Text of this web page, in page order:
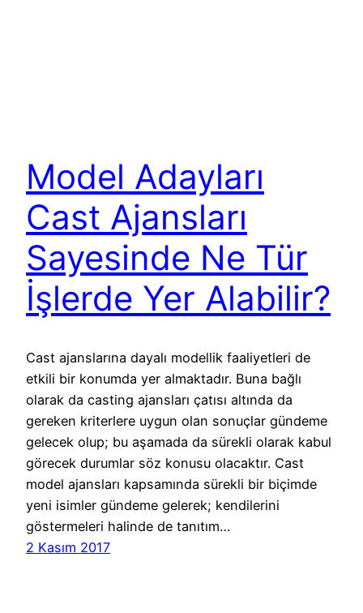
Model Adayları
Cast Ajansları
Sayesinde Ne Tür
İşlerde Yer Alabilir?
Cast ajanslarına dayalı modellik faaliyetleri de
etkili bir konumda yer almaktadır. Buna bağlı
olarak da casting ajansları çatısı altında da
gereken kriterlere uygun olan sonuçlar gündeme
gelecek olup; bu aşamada da sürekli olarak kabul
görecek durumlar söz konusu olacaktır. Cast
model ajansları kapsamında sürekli bir biçimde
yeni isimler gündeme gelerek; kendilerini
göstermeleri halinde de tanıtım…
2 Kasım 2017